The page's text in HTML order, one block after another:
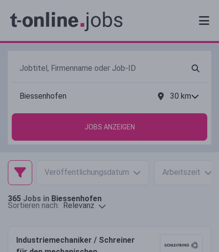
30 km
JOBS ANZEIGEN
Veröffentlichungsdatum Arbeitszeit
365 Jobs in Biessenhofen
Sortieren nach: Relevanz
Industriemechaniker / Schreiner